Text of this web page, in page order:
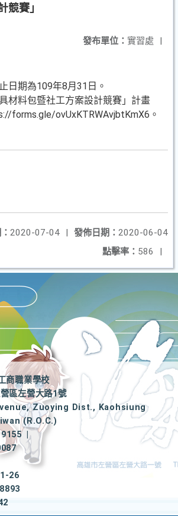
競賽」
發布單位： 實習處 |
日期為109年8月31日。
材料包暨社工方案設計競賽」計畫
forms.gle/ovUxKTRWAvjbtKmX6。
發佈日期： 2020-06-04
2020-07-04
|
點擊率： 586 |
商職業學校
區左營大路1號
Zuoying Dist., Kaohsiung
(R.O.C.)
|
26